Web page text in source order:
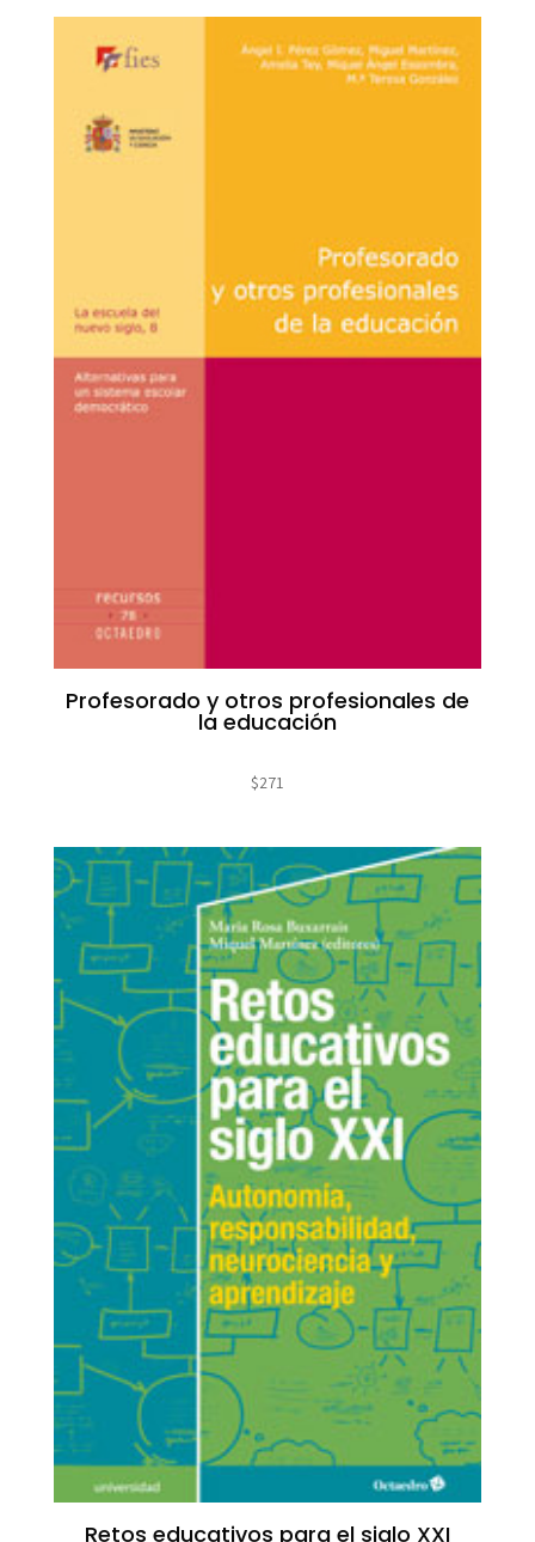
Profesorado y otros profesionales de
la educación
$271
Retos educativos para el siglo XXI